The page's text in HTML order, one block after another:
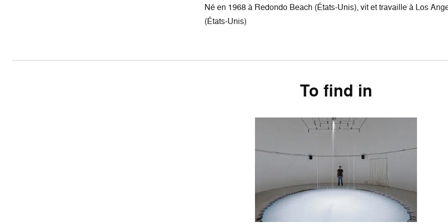
Né en 1968 à Redondo Beach (États-Unis), vit et travaille à Los
(États-Unis)
To find in